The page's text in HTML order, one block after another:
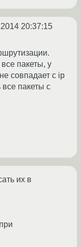
20:37:15
пакеты, у
совпадает с ip
пакеты с
их в